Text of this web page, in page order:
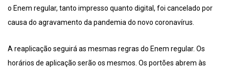
o Enem regular, tanto impresso quanto digital, foi cancelado por
causa do agravamento da pandemia do novo coronavírus.
A reaplicação seguirá as mesmas regras do Enem regular. Os
horários de aplicação serão os mesmos. Os portões abrem às